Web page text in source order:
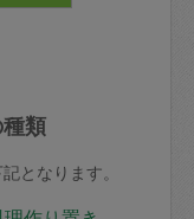
類
となります。